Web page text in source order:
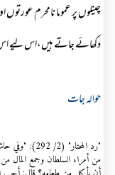
چینلوں پر عموما نامحرم
دکھائے جاتے ہیں،اس لیے
حوالہ جات
"رد المحتار"
من أمراء السلطان وجمع